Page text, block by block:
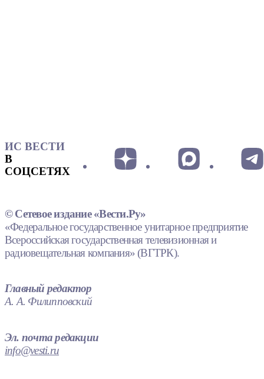
ИС ВЕСТИ
В
СОЦСЕТЯХ
© Сетевое издание «Вести.Ру»
«Федеральное государственное унитарное предприятие
Всероссийская государственная телевизионная и
радиовещательная компания» (ВГТРК).
Главный редактор
А. А. Филипповский
Эл. почта редакции
info@vesti.ru